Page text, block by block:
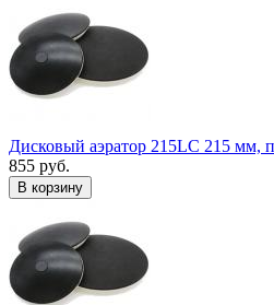
Дисковый аэратор 215LC 215 мм,
855 руб.
В корзину